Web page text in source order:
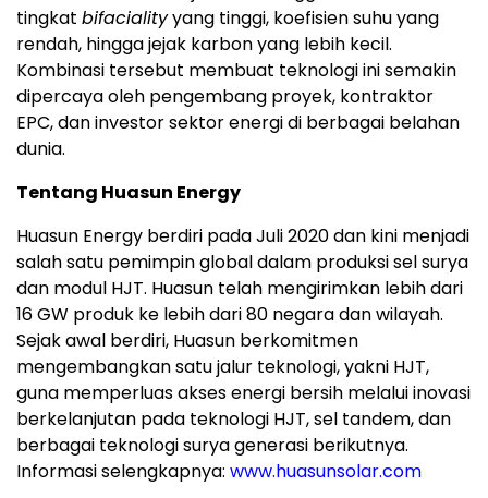
tingkat bifacialityyang tinggi, koefisien suhu yang
rendah, hingga jejak karbon yang lebih kecil.
Kombinasi tersebut membuat teknologi ini semakin
dipercaya oleh pengembang proyek, kontraktor
EPC, dan investor sektor energi di berbagai belahan
dunia.
Tentang Huasun Energy
Huasun Energy berdiri pada Juli 2020 dan kini menjadi
salah satu pemimpin global dalam produksi sel surya
dan modul HJT. Huasun telah mengirimkan lebih dari
16 GW produk ke lebih dari 80 negara dan wilayah.
Sejak awal berdiri, Huasun berkomitmen
mengembangkan satu jalur teknologi, yakni HJT,
guna memperluas akses energi bersih melalui inovasi
berkelanjutan pada teknologi HJT, sel tandem, dan
berbagai teknologi surya generasi berikutnya.
Informasi selengkapnya: www.huasunsolar.com